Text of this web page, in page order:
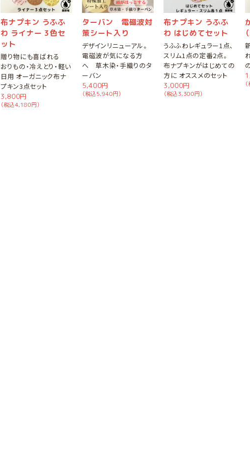
布ナプキン うふふ
わ ライナー 3色セ
ット
贈り物にも喜ばれる
おりもの・冷えとり・軽い
日用 オーガニック布ナ
プキン3点セット
3,800円
（税込4,180円）
ターバン 電磁波対
策シート入り
デザインリニューアル。
電磁波が気になる方
へ 草木染・手織りのタ
ーバン
5,400円
（税込5,940円）
布ナプキン うふふ
わ はじめてセット
うふふわレギュラー1点、
スリム1点の定番2点。
布ナプキンがはじめての
方に オススメのセット
3,000円
（税込3,300円）